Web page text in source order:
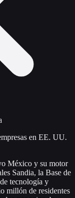
en EE. UU.
México y su motor
Sandia, la Base de
tecnología y
millón de residentes